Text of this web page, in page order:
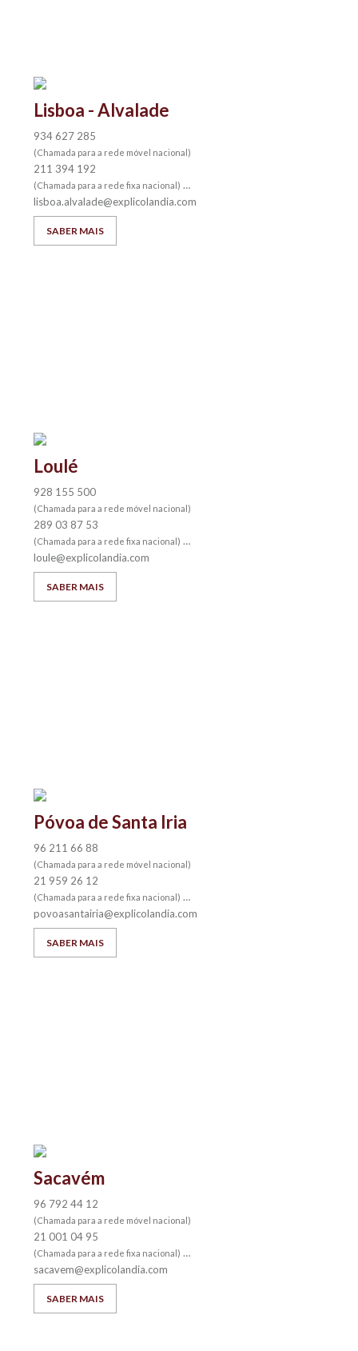
Lisboa - Alvalade
934 627 285
(Chamada para a rede móvel nacional)
211 394 192
(Chamada para a rede fixa nacional)
lisboa.alvalade@explicolandia.com
SABER MAIS
Loulé
928 155 500
(Chamada para a rede móvel nacional)
289 03 87 53
(Chamada para a rede fixa nacional)
loule@explicolandia.com
SABER MAIS
Póvoa de Santa Iria
96 211 66 88
(Chamada para a rede móvel nacional)
21 959 26 12
(Chamada para a rede fixa nacional)
povoasantairia@explicolandia.com
SABER MAIS
Sacavém
96 792 44 12
(Chamada para a rede móvel nacional)
21 001 04 95
(Chamada para a rede fixa nacional)
sacavem@explicolandia.com
SABER MAIS